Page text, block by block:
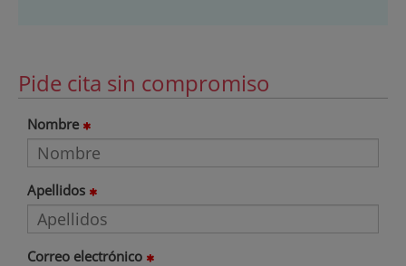
Pide cita sin compromiso
Nombre
Apellidos
Correo electrónico